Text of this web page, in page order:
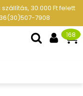
30.000 Ft felett
7908
168